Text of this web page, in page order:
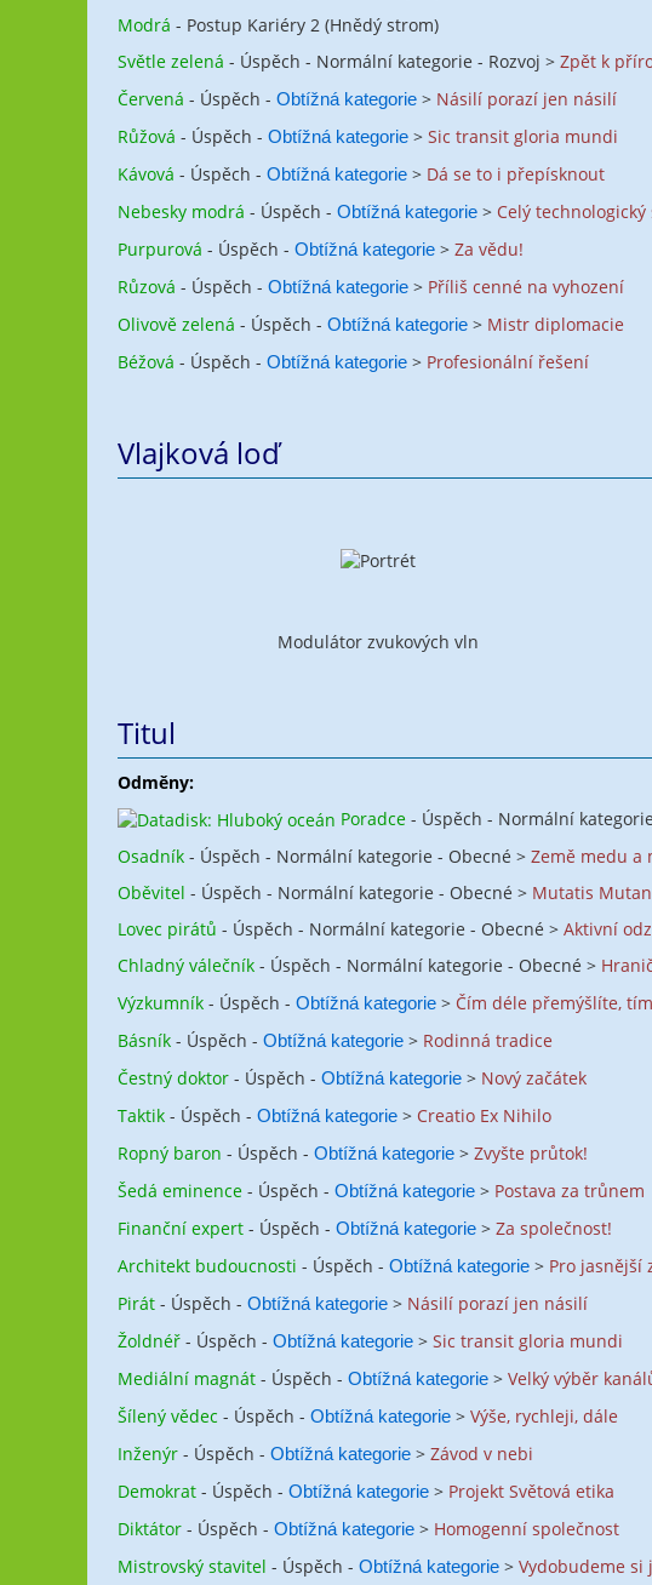
Modrá - Postup Kariéry 2 (Hnědý strom)
Světle zelená - Úspěch - Normální kategorie - Rozvoj > Zpět k
Červená - Úspěch - Obtížná kategorie > Násilí porazí jen násilí
Růžová - Úspěch - Obtížná kategorie > Sic transit gloria mundi
Kávová - Úspěch - Obtížná kategorie > Dá se to i přepísknout
Nebesky modrá - Úspěch - Obtížná kategorie > Celý technologický
Purpurová - Úspěch - Obtížná kategorie > Za vědu!
Růzová - Úspěch - Obtížná kategorie > Příliš cenné na vyhození
Olivově zelená - Úspěch - Obtížná kategorie > Mistr diplomacie
Béžová - Úspěch - Obtížná kategorie > Profesionální řešení
Vlajková loď
Modulátor zvukových vln
Titul
Odměny:
Poradce - Úspěch - Normální
Osadník - Úspěch - Normální kategorie - Obecné > Země medu a
Oběvitel - Úspěch - Normální kategorie - Obecné > Mutatis
Lovec pirátů - Úspěch - Normální kategorie - Obecné > Aktivní
Chladný válečník - Úspěch - Normální kategorie - Obecné >
Výzkumník - Úspěch - Obtížná kategorie > Čím déle přemýšlíte,
Básník - Úspěch - Obtížná kategorie > Rodinná tradice
Čestný doktor - Úspěch - Obtížná kategorie > Nový začátek
Taktik - Úspěch - Obtížná kategorie > Creatio Ex Nihilo
Ropný baron - Úspěch - Obtížná kategorie > Zvyšte průtok!
Šedá eminence - Úspěch - Obtížná kategorie > Postava za trůnem
Finanční expert - Úspěch - Obtížná kategorie > Za společnost!
Architekt budoucnosti - Úspěch - Obtížná kategorie > Pro jasnější
Pirát - Úspěch - Obtížná kategorie > Násilí porazí jen násilí
Žoldnéř - Úspěch - Obtížná kategorie > Sic transit gloria mundi
Mediální magnát - Úspěch - Obtížná kategorie > Velký výběr
Šílený vědec - Úspěch - Obtížná kategorie > Výše, rychleji, dále
Inženýr - Úspěch - Obtížná kategorie > Závod v nebi
Demokrat - Úspěch - Obtížná kategorie > Projekt Světová etika
Diktátor - Úspěch - Obtížná kategorie > Homogenní společnost
Mistrovský stavitel - Úspěch - Obtížná kategorie > Vydobudeme si